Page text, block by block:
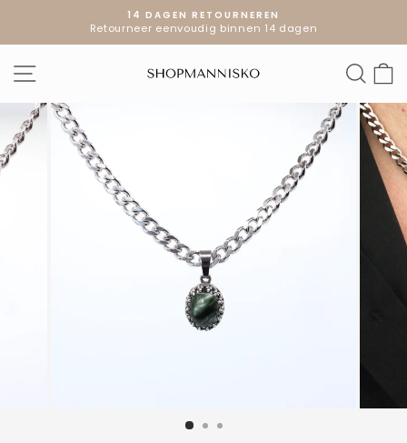
artikel
Diavoorstelling
14 DAGEN RETOURNEREN
Retourneer eenvoudig binnen 14 dagen
SITE NAVIGATIE